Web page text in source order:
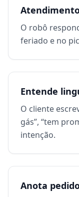
O robô
feriado e no
Entende
O cliente
gás”, “tem
intenção.
Anota